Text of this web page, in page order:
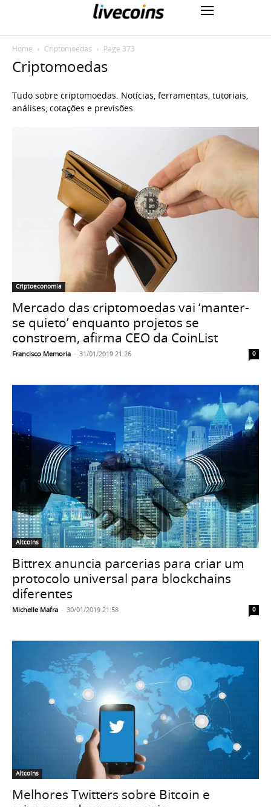
Home Criptomoedas Page 373
Criptomoedas
Tudo sobre criptomoedas. Notícias, ferramentas, tutoriais,
análises, cotações e previsões.
Criptoeconomia
Mercado das criptomoedas vai ‘manter-
se quieto’ enquanto projetos se
constroem, afirma CEO da CoinList
Francisco Memoria - 31/01/2019 21:26 0
Altcoins
Bittrex anuncia parcerias para criar um
protocolo universal para blockchains
diferentes
Michelle Mafra - 30/01/2019 21:58 0
Altcoins
Melhores Twitters sobre Bitcoin e